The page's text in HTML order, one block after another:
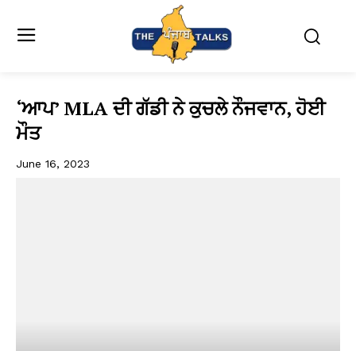
‘ਆਪ’ MLA ਦੀ ਗੱਡੀ ਨੇ ਕੁਚਲੇ ਨੌਜਵਾਨ, ਹੋਈ
ਮੌਤ
June 16, 2023